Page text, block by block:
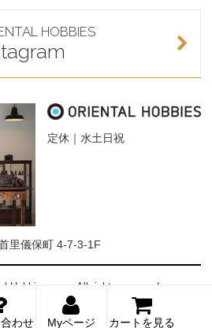
わせ Myページ カートを見る
HOBBIES
定休｜水土日祝
里儀保町 4-7-3-1F
Hobbies.com. All rights reserved.